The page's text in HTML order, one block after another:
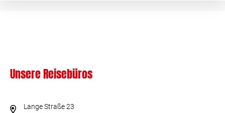
Unsere Reisebüros
Lange Straße 23